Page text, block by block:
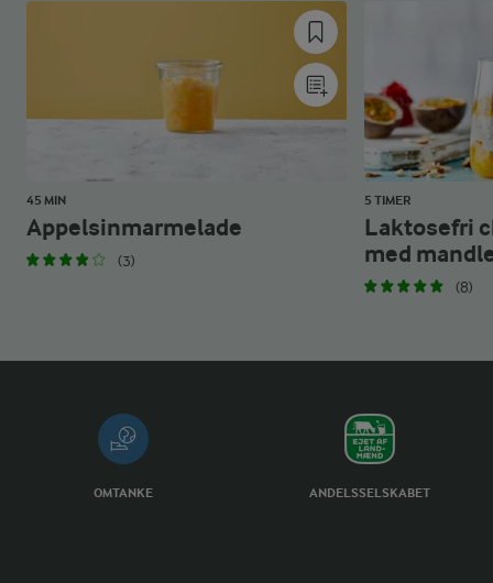
45 MIN
Appelsinmarmelade
(3)
5 TIMER
Laktosefri
med
(8)
OMTANKE ANDELSSELSKABET